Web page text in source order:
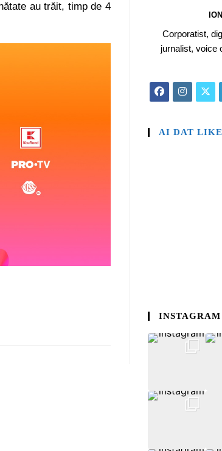
au trăit, timp de 4
Corporatist,
jurnalist, voice
AI DAT